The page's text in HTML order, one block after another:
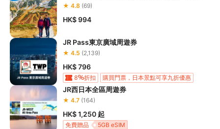
★ 4.8 (69)
HK$ 994
JR Pass東京廣域周遊券
★ 4.5 (2,139)
HK$ 796
8 折扣 購買門票，日本景點可享九折優惠
JR西日本全區周遊券
★ 4.7 (164)
HK$ 1,250 起
5GB eSIM
免費贈品